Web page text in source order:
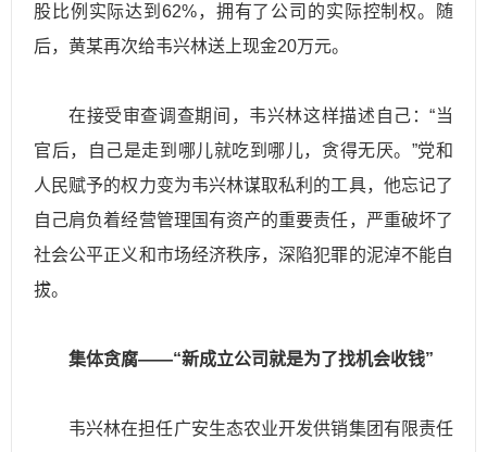
股比例实际达到62%，拥有了公司的实际控制权。随
后，黄某再次给韦兴林送上现金20万元。
在接受审查调查期间，韦兴林这样描述自己：“当
官后，自己是走到哪儿就吃到哪儿，贪得无厌。”党和
人民赋予的权力变为韦兴林谋取私利的工具，他忘记了
自己肩负着经营管理国有资产的重要责任，严重破坏了
社会公平正义和市场经济秩序，深陷犯罪的泥淖不能自
拔。
集体贪腐——“新成立公司就是为了找机会收钱”
韦兴林在担任广安生态农业开发供销集团有限责任